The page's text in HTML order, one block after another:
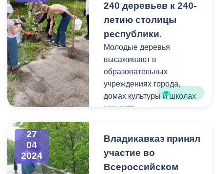
240 деревьев к 240-
летию столицы
республики.
Молодые деревья
высаживают в
образовательных
учреждениях города,
домах культуры и школах
искусств.
присоединились 63
дошкольных учреждения
города. В посадках
27
04
2024
Владикавказ принял
участие во
Всероссийском